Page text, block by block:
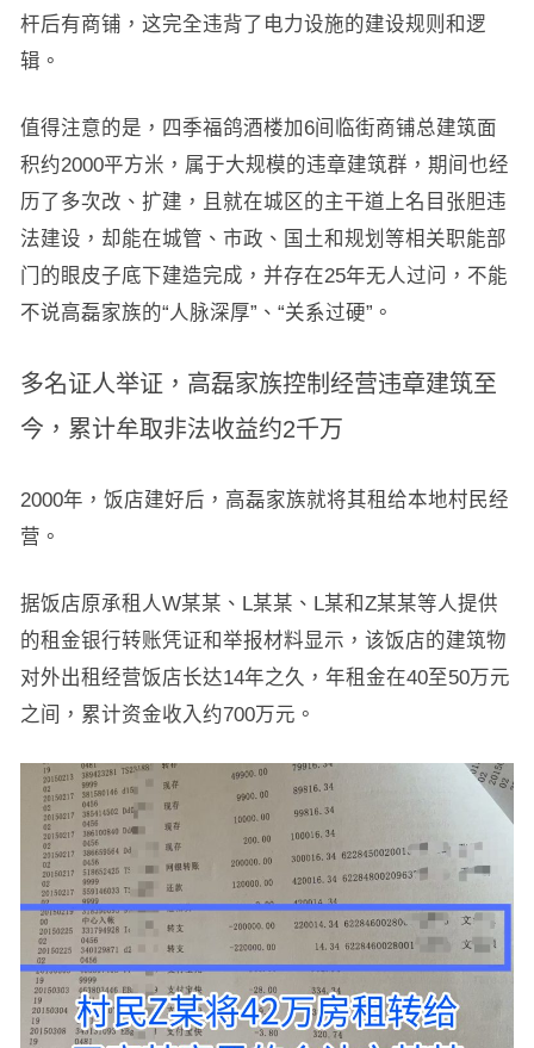
杆后有商铺，这完全违背了电力设施的建设规则和逻
辑。
值得注意的是，四季福鸽酒楼加6间临街商铺总建筑面
积约2000平方米，属于大规模的违章建筑群，期间也经
历了多次改、扩建，且就在城区的主干道上名目张胆违
法建设，却能在城管、市政、国土和规划等相关职能部
门的眼皮子底下建造完成，并存在25年无人过问，不能
不说高磊家族的“人脉深厚”、“关系过硬”。
多名证人举证，高磊家族控制经营违章建筑至
今，累计牟取非法收益约2千万
2000年，饭店建好后，高磊家族就将其租给本地村民经
营。
据饭店原承租人W某某、L某某、L某和Z某某等人提供
的租金银行转账凭证和举报材料显示，该饭店的建筑物
对外出租经营饭店长达14年之久，年租金在40至50万元
之间，累计资金收入约700万元。